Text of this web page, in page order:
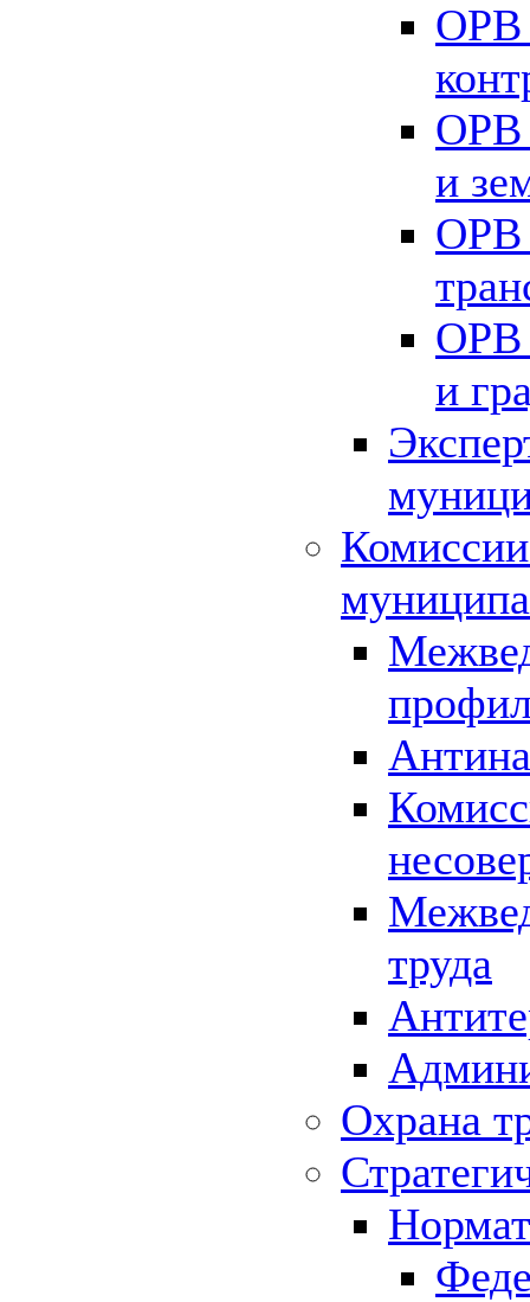
ОРВ
ОРВ
и
ОРВ
ОРВ
и
труда
Охрана